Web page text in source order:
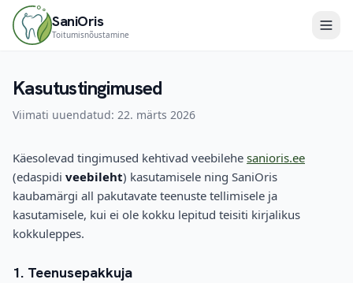
SaniOris
Toitumisnõustamine
Teenused
Minust
Tagasiside
Kontakt
Kasutustingimused
Viimati uuendatud: 22. märts 2026
Käesolevad tingimused kehtivad veebilehe sanioris.ee
(edaspidi veebileht) kasutamisele ning SaniOris
kaubamärgi all pakutavate teenuste tellimisele ja
kasutamisele, kui ei ole kokku lepitud teisiti kirjalikus
kokkuleppes.
1. Teenusepakkuja